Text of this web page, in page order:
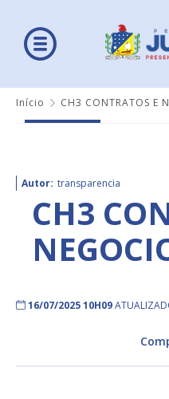
Início CH3 CONTRATOS E
Autor: transparencia
CH3
16/07/2025 10H09